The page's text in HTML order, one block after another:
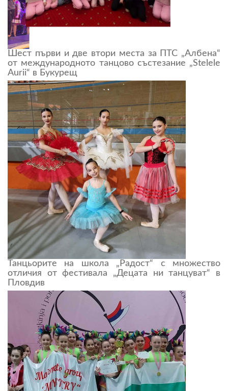
Шест първи и две втори места за ПТС „Албена“
от международното танцово състезание „Stelele
Aurii“ в Букурещ
Танцьорите на школа „Радост“ с множество
отличия от фестивала „Децата ни танцуват“ в
Пловдив